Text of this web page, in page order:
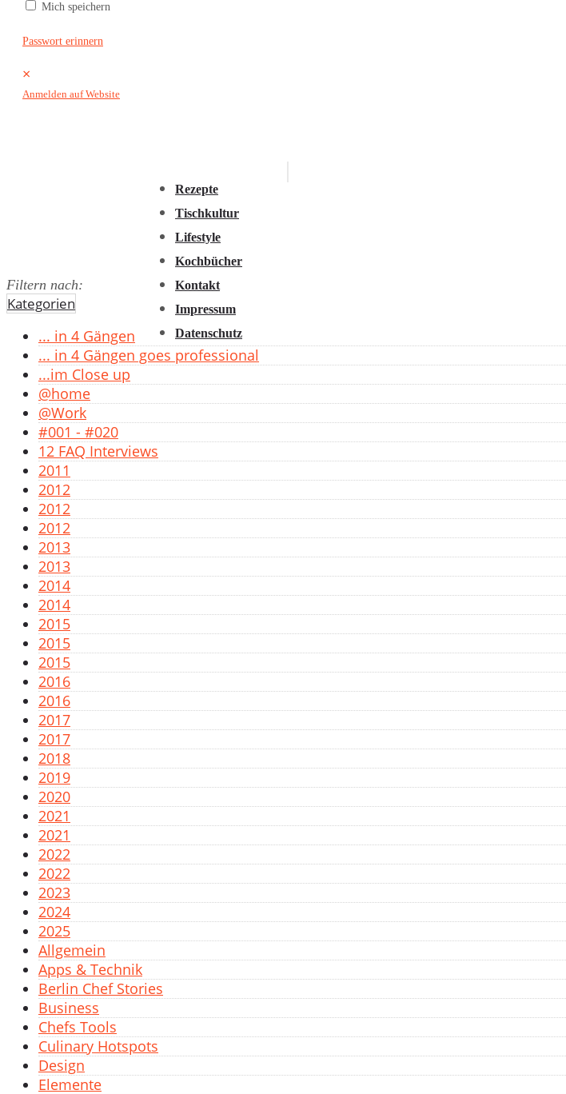
Mich speichern
Passwort erinnern
×
Anmelden auf Website
Rezepte
Tischkultur
Lifestyle
Kochbücher
2015
2012
Kontakt
Impressum
Datenschutz
Filtern nach:
Kategorien
... in 4 Gängen
... in 4 Gängen goes professional
...im Close up
@home
@Work
#001 - #020
12 FAQ Interviews
2011
2012
2012
2012
2013
2013
2014
2014
2015
2015
2015
2016
2016
2017
2017
2018
2019
2020
2021
2021
2022
2022
2023
2024
2025
Allgemein
Apps & Technik
Berlin Chef Stories
Business
Chefs Tools
Culinary Hotspots
Design
Elemente